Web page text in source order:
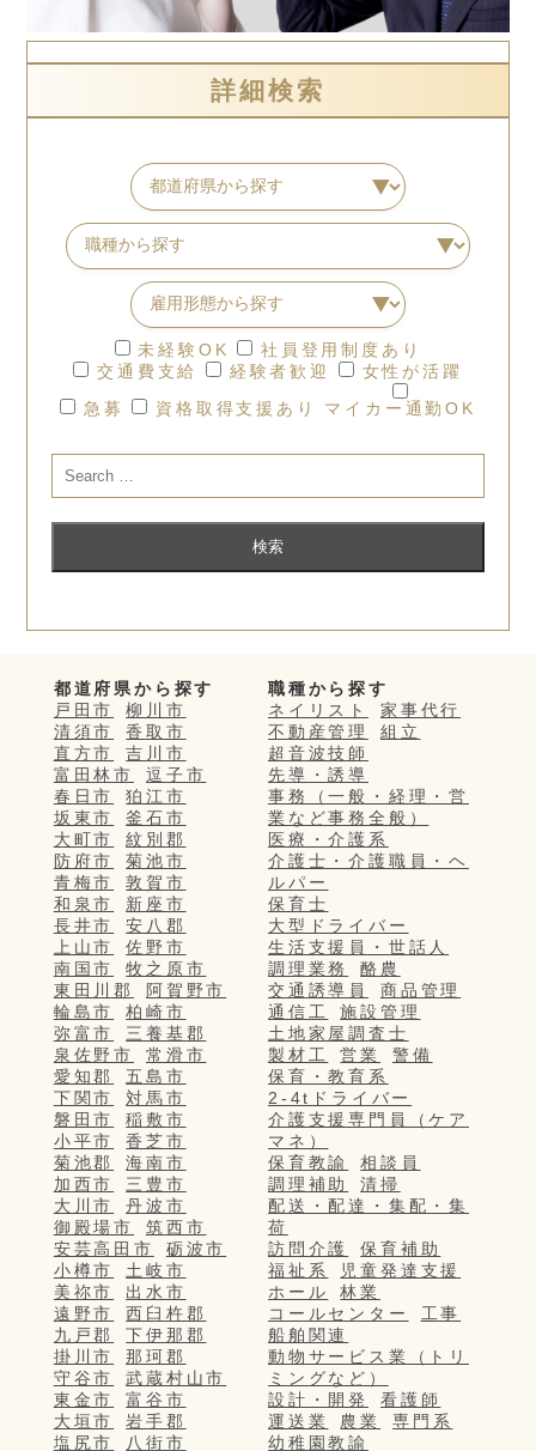
詳細検索
未経験OK
社員登用制度あり
交通費支給
経験者歓迎
女性が活躍
急募
資格取得支援あり マイカー通勤OK
都道府県から探す
戸田市
柳川市
清須市
香取市
直方市
吉川市
富田林市
逗子市
春日市
狛江市
坂東市
釜石市
大町市
紋別郡
防府市
菊池市
青梅市
敦賀市
和泉市
新座市
長井市
安八郡
上山市
佐野市
南国市
牧之原市
東田川郡
阿賀野市
輪島市
柏崎市
弥富市
三養基郡
泉佐野市
常滑市
愛知郡
五島市
下関市
対馬市
磐田市
稲敷市
小平市
香芝市
菊池郡
海南市
加西市
三豊市
大川市
丹波市
御殿場市
筑西市
安芸高田市
砺波市
小樽市
土岐市
美祢市
出水市
遠野市
西臼杵郡
九戸郡
下伊那郡
掛川市
那珂郡
守谷市
武蔵村山市
東金市
富谷市
大垣市
岩手郡
塩尻市
八街市
職種から探す
ネイリスト
家事代行
不動産管理
組立
超音波技師
先導・誘導
事務（一般・経理・営
業など事務全般）
医療・介護系
介護士・介護職員・ヘ
ルパー
保育士
大型ドライバー
生活支援員・世話人
調理業務
酪農
交通誘導員
商品管理
通信工
施設管理
土地家屋調査士
製材工
営業
警備
保育・教育系
2-4tドライバー
介護支援専門員（ケア
マネ）
保育教諭
相談員
調理補助
清掃
配送・配達・集配・集
荷
訪問介護
保育補助
福祉系
児童発達支援
ホール
林業
コールセンター
工事
船舶関連
動物サービス業（トリ
ミングなど）
設計・開発
看護師
運送業
農業
専門系
幼稚園教諭